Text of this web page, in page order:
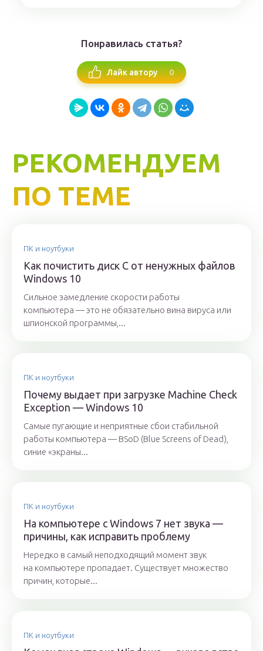
Понравилась статья?
Лайк автору 0
РЕКОМЕНДУЕМ
ПО ТЕМЕ
ПК и ноутбуки
Как почистить диск С от ненужных файлов
Windows 10
Сильное замедление скорости работы
компьютера — это не обязательно вина вируса или
шпионской программы,...
ПК и ноутбуки
Почему выдает при загрузке Machine Check
Exception — Windows 10
Самые пугающие и неприятные сбои стабильной
работы компьютера — BSoD (Blue Screens of Dead),
синие «экраны...
ПК и ноутбуки
На компьютере с Windows 7 нет звука —
причины, как исправить проблему
Нередко в самый неподходящий момент звук
на компьютере пропадает. Существует множество
причин, которые...
ПК и ноутбуки